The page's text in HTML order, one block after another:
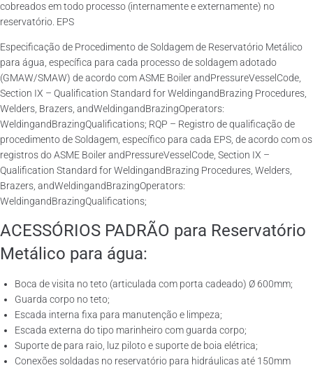
cobreados em todo processo (internamente e externamente) no
reservatório. EPS
Especificação de Procedimento de Soldagem de Reservatório Metálico
para água, específica para cada processo de soldagem adotado
(GMAW/SMAW) de acordo com ASME Boiler andPressureVesselCode,
Section IX – Qualification Standard for WeldingandBrazing Procedures,
Welders, Brazers, andWeldingandBrazingOperators:
WeldingandBrazingQualifications; RQP – Registro de qualificação de
procedimento de Soldagem, específico para cada EPS, de acordo com os
registros do ASME Boiler andPressureVesselCode, Section IX –
Qualification Standard for WeldingandBrazing Procedures, Welders,
Brazers, andWeldingandBrazingOperators:
WeldingandBrazingQualifications;
ACESSÓRIOS PADRÃO para Reservatório
Metálico para água:
Boca de visita no teto (articulada com porta cadeado) Ø 600mm;
Guarda corpo no teto;
Escada interna fixa para manutenção e limpeza;
Escada externa do tipo marinheiro com guarda corpo;
Suporte de para raio, luz piloto e suporte de boia elétrica;
Conexões soldadas no reservatório para hidráulicas até 150mm